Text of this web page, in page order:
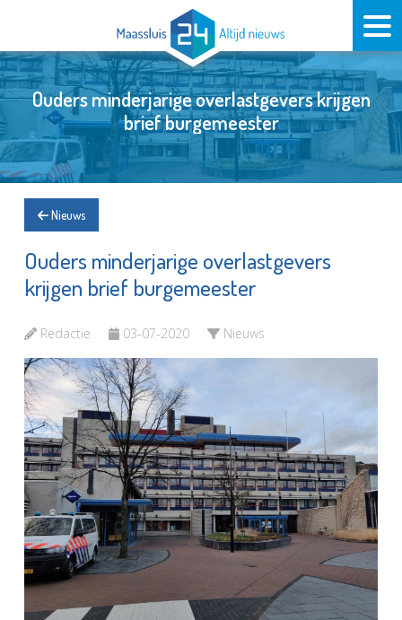
Ouders minderjarige overlastgevers krijgen
brief burgemeester
Nieuws
Ouders minderjarige overlastgevers
krijgen brief burgemeester
Redactie 03-07-2020 Nieuws